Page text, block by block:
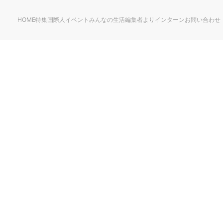
HOME特集国際人 イベント みんなの生活編集者より インターンお問い合わせ